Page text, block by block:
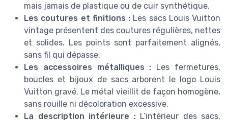
mais jamais de plastique ou de cuir synthétique.
Les coutures et finitions : Les sacs Louis Vuitton
vintage présentent des coutures régulières, nettes
et solides. Les points sont parfaitement alignés,
sans fil qui dépasse.
Les accessoires métalliques : Les fermetures,
boucles et bijoux de sacs arborent le logo Louis
Vuitton gravé. Le métal vieillit de façon homogène,
sans rouille ni décoloration excessive.
La description intérieure :L’intérieur des sacs,